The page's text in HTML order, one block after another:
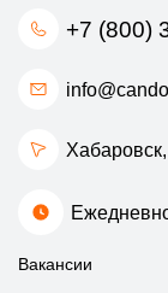
+7 (800)
Вакансии